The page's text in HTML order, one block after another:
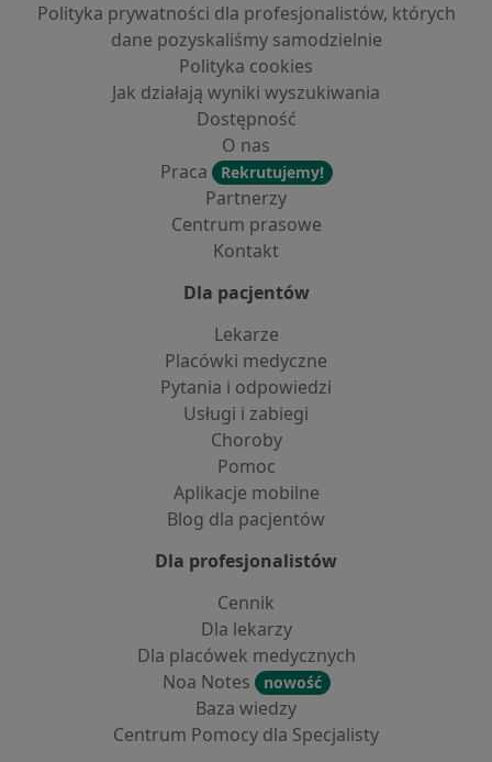
Polityka prywatności dla profesjonalistów, których
dane pozyskaliśmy samodzielnie
Polityka cookies
Jak działają wyniki wyszukiwania
Dostępność
O nas
Praca
Rekrutujemy!
Partnerzy
Centrum prasowe
Kontakt
Dla pacjentów
Lekarze
Placówki medyczne
Pytania i odpowiedzi
Usługi i zabiegi
Choroby
Pomoc
Aplikacje mobilne
Blog dla pacjentów
Dla profesjonalistów
Cennik
Dla lekarzy
Dla placówek medycznych
Noa Notes
nowość
Baza wiedzy
Centrum Pomocy dla Specjalisty